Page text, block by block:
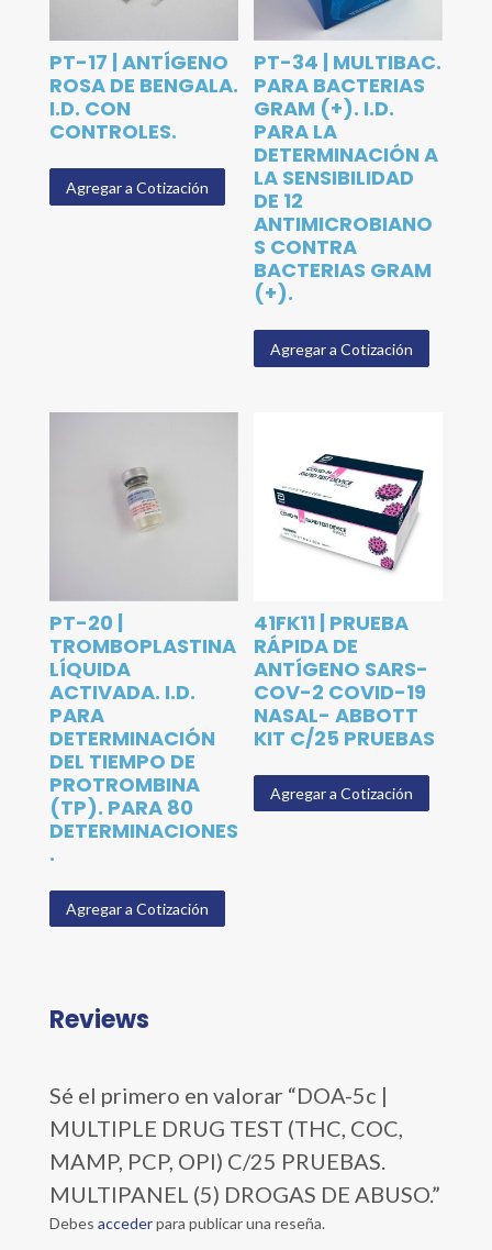
PT-17 | ANTÍGENO
ROSA DE BENGALA.
I.D. CON
CONTROLES.
Agregar a Cotización
PT-34 | MULTIBAC.
PARA BACTERIAS
GRAM (+). I.D.
PARA LA
DETERMINACIÓN A
LA SENSIBILIDAD
DE 12
ANTIMICROBIANO
S CONTRA
BACTERIAS GRAM
(+).
Agregar a Cotización
PT-20 |
TROMBOPLASTINA
LÍQUIDA
ACTIVADA. I.D.
PARA
DETERMINACIÓN
DEL TIEMPO DE
PROTROMBINA
(TP). PARA 80
DETERMINACIONES
.
Agregar a Cotización
41FK11 | PRUEBA
RÁPIDA DE
ANTÍGENO SARS-
COV-2 COVID-19
NASAL- ABBOTT
KIT C/25 PRUEBAS
Agregar a Cotización
Reviews
Sé el primero en valorar “DOA-5c |
MULTIPLE DRUG TEST (THC, COC,
MAMP, PCP, OPI) C/25 PRUEBAS.
MULTIPANEL (5) DROGAS DE ABUSO.”
Debes accederpara publicar una reseña.